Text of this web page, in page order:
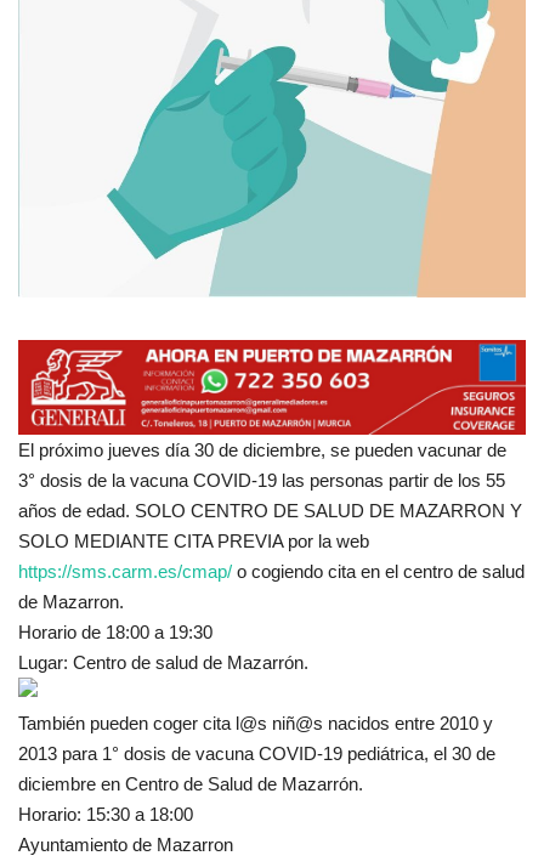
Mapa de Mazarrón
Contacto
Empresas
El próximo jueves día 30 de diciembre, se pueden vacunar de
3° dosis de la vacuna COVID-19 las personas partir de los 55
años de edad. SOLO CENTRO DE SALUD DE MAZARRON Y
SOLO MEDIANTE CITA PREVIA por la web
https://sms.carm.es/cmap/ o cogiendo cita en el centro de salud
de Mazarron.
Horario de 18:00 a 19:30
Lugar: Centro de salud de Mazarrón.
También pueden coger cita l@s niñ@s nacidos entre 2010 y
2013 para 1° dosis de vacuna COVID-19 pediátrica, el 30 de
diciembre en Centro de Salud de Mazarrón.
Horario: 15:30 a 18:00
Ayuntamiento de Mazarron